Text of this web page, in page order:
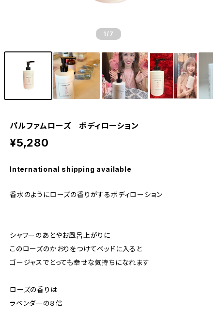
1 /7
パルファムローズ ボディローション
¥5,280
International shipping available
香水のようにローズの香りがするボディローション
シャワーのあとやお風呂上がりに
このローズのかおりをつけてベッドに入ると
ゴージャスでとっても幸せな気持ちになれます
ローズの香りは
ラベンダーの８倍